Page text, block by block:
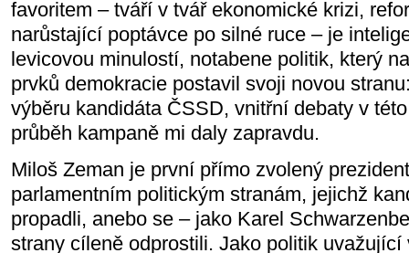
favoritem – tváří v tvář ekonomické krizi,
narůstající poptávce po silné ruce – je
levicovou minulostí, notabene politik, který
prvků demokracie postavil svoji novou
výběru kandidáta ČSSD, vnitřní debaty v
průběh kampaně mi daly zapravdu.
Miloš Zeman je první přímo zvolený
parlamentním politickým stranám, jejichž
propadli, anebo se – jako Karel
strany cíleně odprostili. Jako politik uvažující